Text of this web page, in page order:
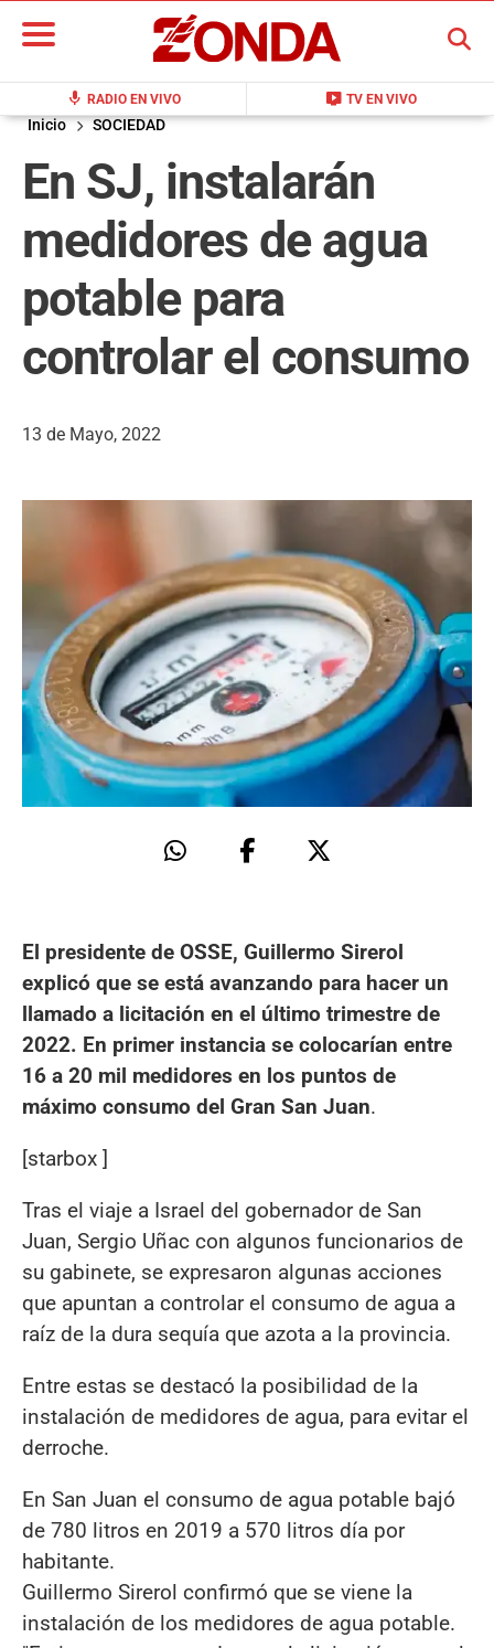
mic RADIO EN VIVO live_tv TV EN VIVO
BUSCAR
Inicio SOCIEDAD
En SJ, instalarán
medidores de agua
potable para
controlar el consumo
13 de Mayo, 2022
El presidente de OSSE, Guillermo Sirerol
explicó que se está avanzando para hacer un
llamado a licitación en el último trimestre de
2022. En primer instancia se colocarían entre
16 a 20 mil medidores en los puntos de
máximo consumo del Gran San Juan.
[starbox ]
Tras el viaje a Israel del gobernador de San
Juan, Sergio Uñac con algunos funcionarios de
su gabinete, se expresaron algunas acciones
que apuntan a controlar el consumo de agua a
raíz de la dura sequía que azota a la provincia.
Entre estas se destacó la posibilidad de la
instalación de medidores de agua, para evitar el
derroche.
En San Juan el consumo de agua potable bajó
de 780 litros en 2019 a 570 litros día por
habitante.
Guillermo Sirerol confirmó que se viene la
instalación de los medidores de agua potable.